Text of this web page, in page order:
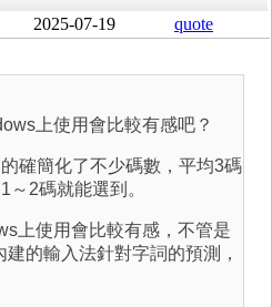
2025-07-19 quote
上使用會比較有感吧？
確簡化了不少碼數，平均3碼
2碼就能選到。
上使用會比較有感，不管是
的輸入法針對字詞的預測，